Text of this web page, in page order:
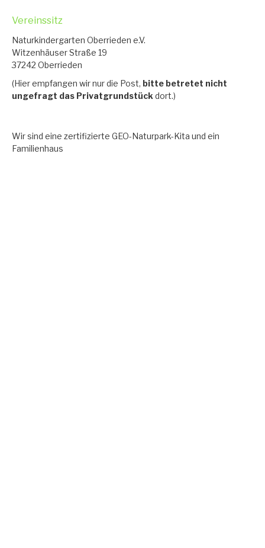
Vereinssitz
Naturkindergarten Oberrieden e.V.
Witzenhäuser Straße 19
37242 Oberrieden
(Hier empfangen wir nur die Post, bitte betretet nicht
ungefragt das Privatgrundstück dort.)
Wir sind eine zertifizierte GEO-Naturpark-Kita und ein
Familienhaus